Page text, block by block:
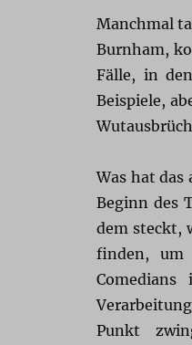
Manchmal
Burnham,
Fälle, in
Beispiele,
Was hat
Beginn des
dem steckt,
finden, um
Punkt